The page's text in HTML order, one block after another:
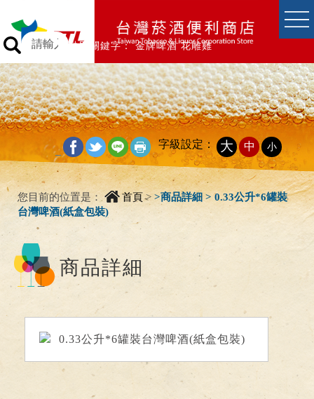
熱門關鍵字： 金牌啤酒 花雕雞
_
字級設定： 大 中 小
您目前的位置是： 首頁>>商品詳細 > 0.33公升*6罐裝
台灣啤酒(紙盒包裝)
商品詳細